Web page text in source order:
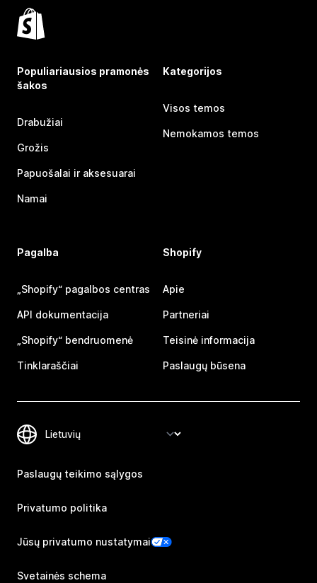
Populiariausios pramonės
šakos
Drabužiai
Grožis
Papuošalai ir aksesuarai
Namai
Kategorijos
Visos temos
Nemokamos temos
Pagalba
„Shopify“ pagalbos centras
API dokumentacija
„Shopify“ bendruomenė
Tinklaraščiai
Shopify
Apie
Partneriai
Teisinė informacija
Paslaugų būsena
Paslaugų teikimo sąlygos
Privatumo politika
Jūsų privatumo nustatymai
Svetainės schema